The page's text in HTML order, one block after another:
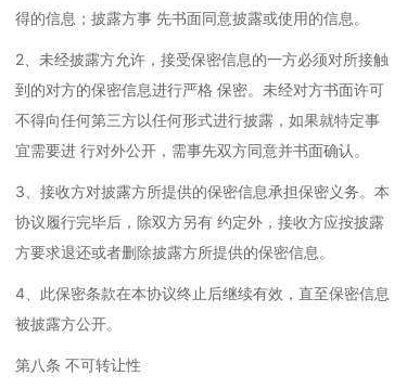
得的信息；披露方事 先书面同意披露或使用的信息。
2、未经披露方允许，接受保密信息的一方必须对所接触
到的对方的保密信息进行严格 保密。未经对方书面许可
不得向任何第三方以任何形式进行披露，如果就特定事
宜需要进 行对外公开，需事先双方同意并书面确认。
3、接收方对披露方所提供的保密信息承担保密义务。本
协议履行完毕后，除双方另有 约定外，接收方应按披露
方要求退还或者删除披露方所提供的保密信息。
4、此保密条款在本协议终止后继续有效，直至保密信息
被披露方公开。
第八条 不可转让性